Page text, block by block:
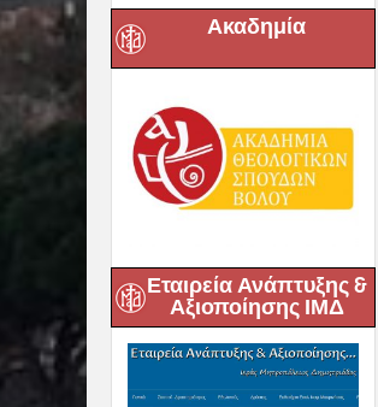
Ακαδημία
Εταιρεία Ανάπτυξης &
Αξιοποίησης ΙΜΔ